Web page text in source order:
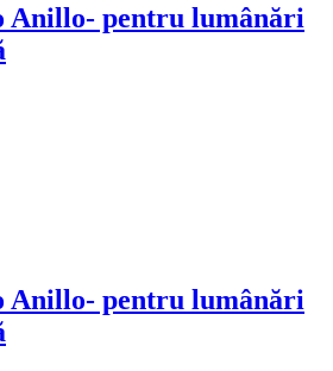
Anillo- pentru lumânări
Anillo- pentru lumânări